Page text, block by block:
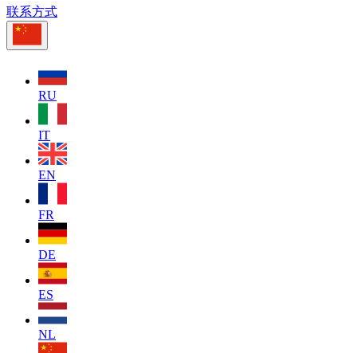
联系方式
RU
IT
EN
FR
DE
ES
NL